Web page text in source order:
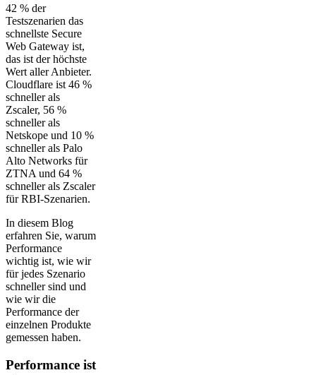
42 % der
Testszenarien das
schnellste Secure
Web Gateway ist,
das ist der höchste
Wert aller Anbieter.
Cloudflare ist 46 %
schneller als
Zscaler, 56 %
schneller als
Netskope und 10 %
schneller als Palo
Alto Networks für
ZTNA und 64 %
schneller als Zscaler
für RBI-Szenarien.
In diesem Blog
erfahren Sie, warum
Performance
wichtig ist, wie wir
für jedes Szenario
schneller sind und
wie wir die
Performance der
einzelnen Produkte
gemessen haben.
Performance ist